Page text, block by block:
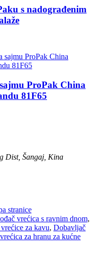
s nadograđenim
ProPak China
81F65
Dist, Šangaj, Kina
stranice
vrećica s ravnim dnom,
za kavu, Dobavljač
za hranu za kućne